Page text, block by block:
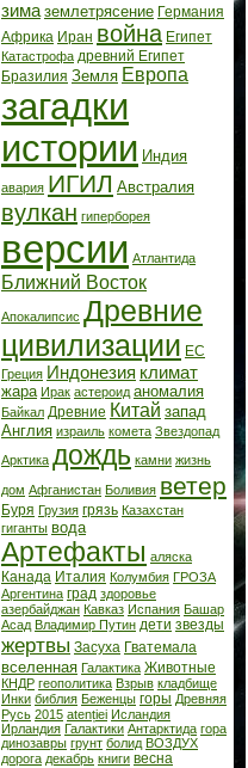
зима землетрясение Германия
Африка Иран война Египет
Катастрофа древний Египет
Бразилия Земля Европа
загадки
истории Индия
авария ИГИЛ Австралия
вулкан гиперборея
версии Атлантида
Ближний Восток
Апокалипсис Древние
цивилизации ЕС
Греция Индонезия климат
жара Ирак астероид аномалия
Байкал Древние Китай запад
Англия израиль комета Звездопад
Арктика дождь камни жизнь
дом Афганистан Боливия ветер
Буря Грузия грязь Казахстан
гиганты вода
Артефакты аляска
Канада Италия Колумбия ГРОЗА
Аргентина град здоровье
азербайджан Кавказ Испания Башар
Асад Владимир Путин дети звезды
жертвы Засуха Гватемала
вселенная Галактика Животные
КНДР геополитика Взрыв кладбище
Инки библия Беженцы горы Древняя
Русь 2015 atenției Исландия
Ирландия Галактики Антарктида гора
динозавры грунт болид ВОЗДУХ
дорога декабрь книги весна